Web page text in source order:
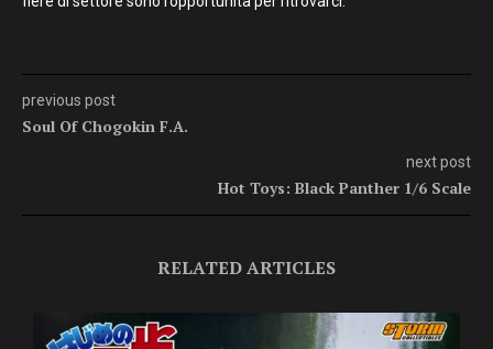
previous post
Soul Of Chogokin F.A.
next post
Hot Toys: Black Panther 1/6 Scale
RELATED ARTICLES